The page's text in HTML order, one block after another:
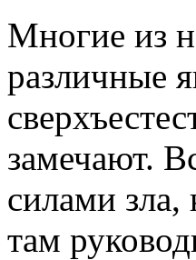
Многие из
различные
замечают.
силами
там